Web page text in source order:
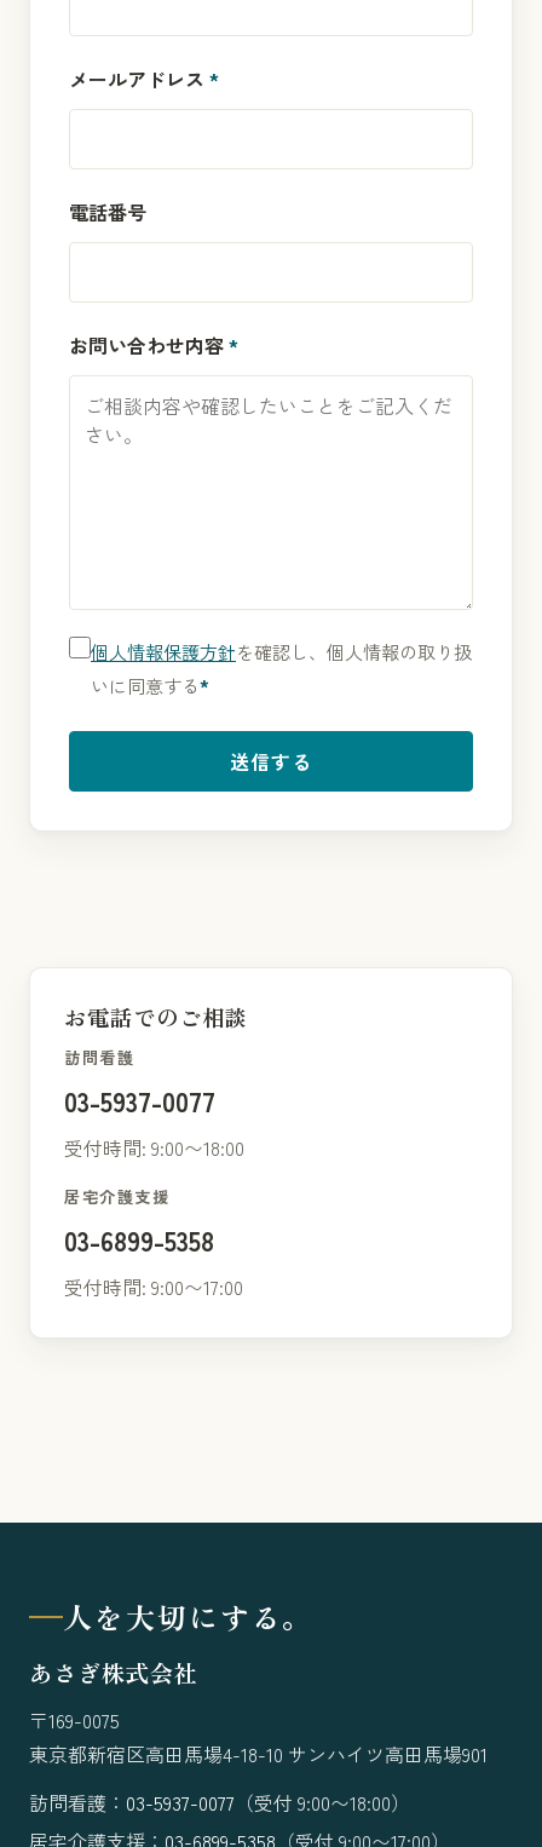
メールアドレス *
電話番号
お問い合わせ内容*
個人情報保護方針を確認し、個人情報の取り扱
いに同意する*
送信する
お電話でのご相談
訪問看護
03-5937-0077
受付時間: 9:00〜18:00
居宅介護支援
03-6899-5358
受付時間: 9:00〜17:00
人を大切にする。
あさぎ株式会社
〒169-0075
東京都新宿区高田馬場4-18-10 サンハイツ高田馬場901
訪問看護： 03-5937-0077 （受付 9:00〜18:00）
居宅介護支援： 03-6899-5358 （受付 9:00〜17:00）